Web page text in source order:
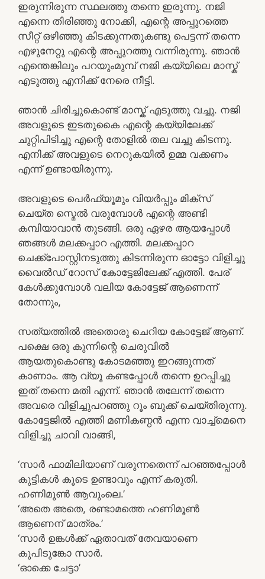
ഇരുന്നിരുന്ന സ്ഥലത്തു തന്നെ ഇരുന്നു. നജി
എന്നെ തിരിഞ്ഞു നോക്കി, എന്റെ അപ്പുറത്തെ
സീറ്റ് ഒഴിഞ്ഞു കിടക്കുന്നതുകണ്ടു പെട്ടന്ന് തന്നെ
എഴുനേറ്റു എന്റെ അപ്പുറത്തു വന്നിരുന്നു. ഞാൻ
എന്തെങ്കിലും പറയുംമുമ്പ് നജി കയ്യിലെ മാസ്ക്
എടുത്തു എനിക്ക് നേരെ നീട്ടി.
ഞാൻ ചിരിച്ചുകൊണ്ട് മാസ്ക് എടുത്തു വച്ചു. നജി
അവളുടെ ഇടതുകൈ എന്റെ കയ്യിലേക്ക്
ചുറ്റിപിടിച്ചു എന്റെ തോളിൽ തല വച്ചു കിടന്നു.
എനിക്ക് അവളുടെ നെറുകയിൽ ഉമ്മ വക്കണം
എന്ന് ഉണ്ടായിരുന്നു.
അവളുടെ പെർഫ്യൂമും വിയർപ്പും മിക്സ്
ചെയ്ത സ്മെൽ വരുമ്പോൾ എന്റെ അണ്ടി
കമ്പിയാവാൻ തുടങ്ങി. ഒരു ഏഴര ആയപ്പോൾ
ഞങ്ങൾ മലക്കപ്പാറ എത്തി. മലക്കപ്പാറ
ചെക്ക്പോസ്റ്റിനടുത്തു കിടന്നിരുന്ന ഓട്ടോ വിളിച്ചു
വൈൽഡ് റോസ് കോട്ടേജിലേക്ക് എത്തി. പേര്
കേൾക്കുമ്പോൾ വലിയ കോട്ടേജ് ആണെന്ന്
തോന്നും,
സത്യത്തിൽ അതൊരു ചെറിയ കോട്ടേജ് ആണ്.
പക്ഷെ ഒരു കുന്നിന്റെ ചെരുവിൽ
ആയതുകൊണ്ടു കോടമഞ്ഞു ഇറങ്ങുന്നത്
കാണാം. ആ വ്യൂ കണ്ടപ്പോൾ തന്നെ ഉറപ്പിച്ചു
ഇത് തന്നെ മതി എന്ന്. ഞാൻ തലേന്ന് തന്നെ
അവരെ വിളിച്ചുപറഞ്ഞു റൂം ബുക്ക് ചെയ്‌തിരുന്നു.
കോട്ടേജിൽ എത്തി മണികണ്ഠൻ എന്ന വാച്ച്മെനെ
വിളിച്ചു ചാവി വാങ്ങി,
‘സാർ ഫാമിലിയാണ് വരുന്നതെന്ന് പറഞ്ഞപ്പോൾ
കുട്ടികൾ കൂടെ ഉണ്ടാവും എന്ന് കരുതി.
ഹണിമൂൺ ആവുംലെ.’
‘അതെ അതെ, രണ്ടാമത്തെ ഹണിമൂൺ
ആണെന് മാത്രം.’
‘സാർ ഉങ്കൾക്ക് ഏതാവത് തേവയാണെ
കൂപിടുങ്കോ സാർ.
‘ഓക്കെ ചേട്ടാ’